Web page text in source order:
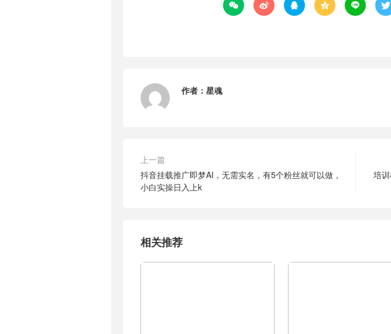
     
作者： 星魂
上一篇
抖音挂载推广即梦AI，无需实名，有5个粉丝就可以做，
小白实操日入上k
培
相关推荐